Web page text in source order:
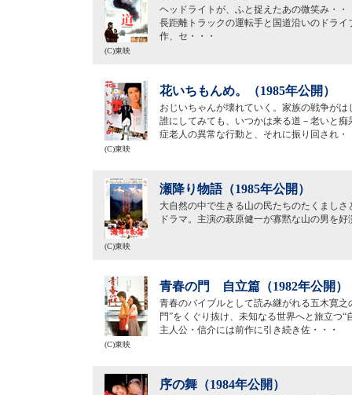
ヘッドライトが、ふと捉えたあの微笑み・
長距離トラックの運転手と国道沿いのドラ
作、セ・・・
(C)東映
花いちもんめ。（1985年公開）
おじいちゃんが壊れていく。家族の戦争がは
誰にしてみても、いつかは来る道－老いと
症老人の異常な行動と、それに振り回され・
(C)東映
瀬降り物語（1985年公開）
大自然の中で生きる山の民たちのたくまし
ドラマ。主演の萩原健一が寡黙な山の男を好
(C)東映
青春の門 自立篇（1982年公開）
青春のバイブルとして読み継がれる五木寛
門”をくぐり抜け、未知なる世界へと旅立つ“
主人公・信介には前作に引き続き佐・・・
(C)東映
序の舞（1984年公開）